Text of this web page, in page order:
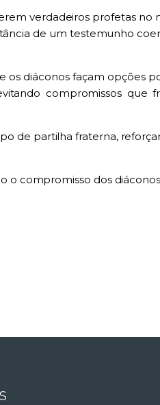
verdadeiros profetas no
de um testemunho
diáconos façam opções
compromissos que
de partilha fraterna,
compromisso dos